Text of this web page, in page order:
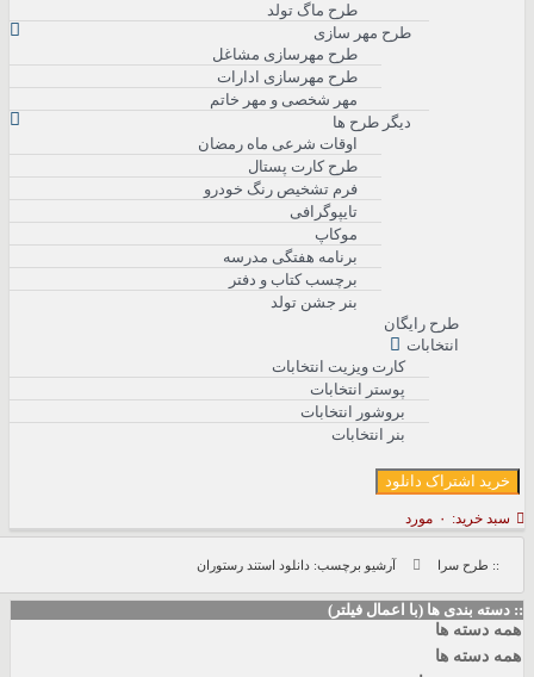
طرح ماگ تولد
طرح مهر سازی
طرح مهرسازی مشاغل
طرح مهرسازی ادارات
مهر شخصی و مهر خاتم
دیگر طرح ها
اوقات شرعی ماه رمضان
طرح کارت پستال
فرم تشخیص رنگ خودرو
تایپوگرافی
موکاپ
برنامه هفتگی مدرسه
برچسب کتاب و دفتر
بنر جشن تولد
طرح رایگان
انتخابات
کارت ویزیت انتخابات
پوستر انتخابات
بروشور انتخابات
بنر انتخابات
اشتراک دانلود
خرید: ۰ مورد
طرح سرا آرشیو برچسب: دانلود استند رستوران
بندی ها (با اعمال فیلتر)
ها
ها